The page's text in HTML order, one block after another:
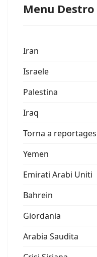
Menu
Iran
Israele
Palestina
Iraq
Torna a reportages
Yemen
Emirati Arabi Uniti
Bahrein
Giordania
Arabia Saudita